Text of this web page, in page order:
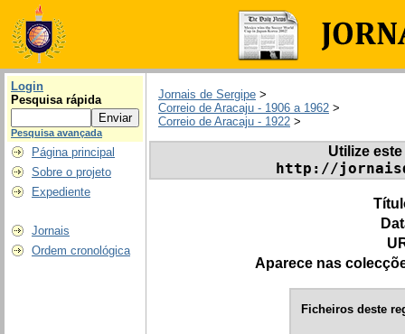
Login
Pesquisa rápida
Pesquisa avançada
Página principal
Sobre o projeto
Expediente
Jornais
Ordem cronológica
Jornais de Sergipe >
Correio de Aracaju - 1906 a 1962 >
Correio de Aracaju - 1922 >
Utilize
http://
Aparece nas
Ficheiros deste